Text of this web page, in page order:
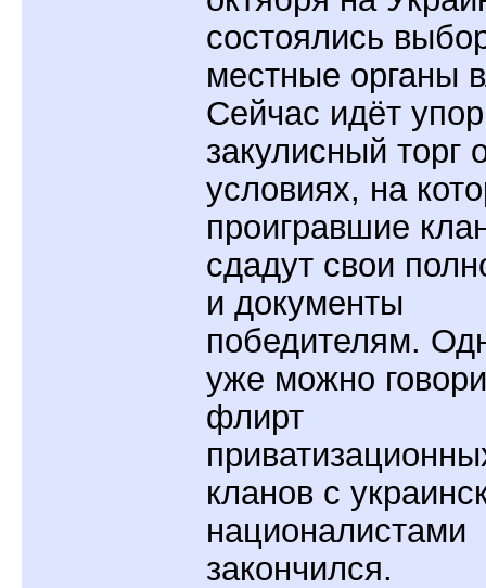
состоялись
местные органы
Сейчас идёт
закулисный торг
условиях, на
проигравшие
сдадут свои
и документы
победителям.
уже можно
флирт
кланов с
националистами
закончился.